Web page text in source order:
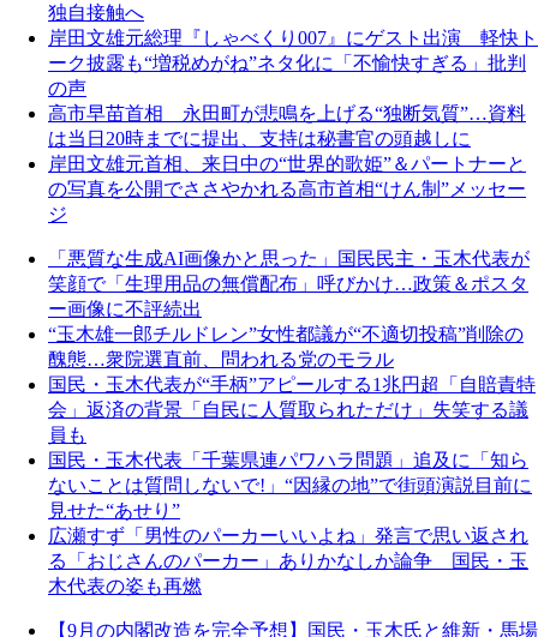
独自接触へ
岸田文雄元総理『しゃべくり007』にゲスト出演 軽快ト
ーク披露も“増税めがね”ネタ化に「不愉快すぎる」批判
の声
高市早苗首相 永田町が悲鳴を上げる“独断気質”…資料
は当日20時までに提出、支持は秘書官の頭越しに
岸田文雄元首相、来日中の“世界的歌姫”＆パートナーと
の写真を公開でささやかれる高市首相“けん制”メッセー
ジ
「悪質な生成AI画像かと思った」国民民主・玉木代表が
笑顔で「生理用品の無償配布」呼びかけ…政策＆ポスタ
ー画像に不評続出
“玉木雄一郎チルドレン”女性都議が“不適切投稿”削除の
醜態…衆院選直前、問われる党のモラル
国民・玉木代表が“手柄”アピールする1兆円超「自賠責特
会」返済の背景「自民に人質取られただけ」失笑する議
員も
国民・玉木代表「千葉県連パワハラ問題」追及に「知ら
ないことは質問しないで!」“因縁の地”で街頭演説目前に
見せた“あせり”
広瀬すず「男性のパーカーいいよね」発言で思い返され
る「おじさんのパーカー」ありかなしか論争 国民・玉
木代表の姿も再燃
【9月の内閣改造を完全予想】国民・玉木氏と維新・馬場